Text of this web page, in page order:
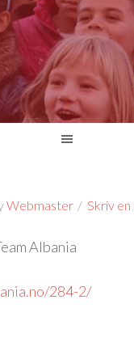
Webmaster Skriv
Albania
284-2/